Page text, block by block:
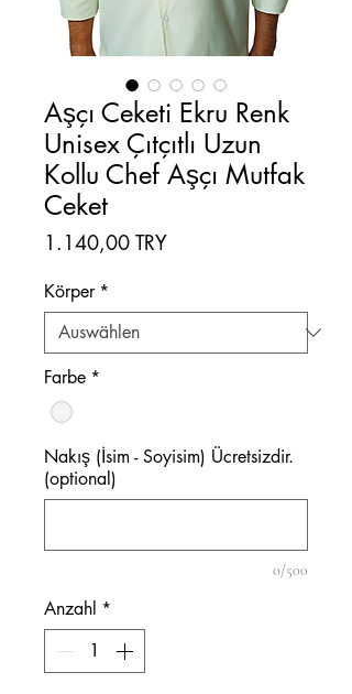
Aşçı Ceketi Ekru Renk
Unisex Çıtçıtlı Uzun
Kollu Chef Aşçı Mutfak
Ceket
1.140,00 TRYPreis
Körper *
Farbe *
Nakış (İsim - Soyisim) Ücretsizdir.
(optional)
0/500
Anzahl *